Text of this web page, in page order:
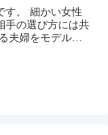
い女性
手の選び方には共